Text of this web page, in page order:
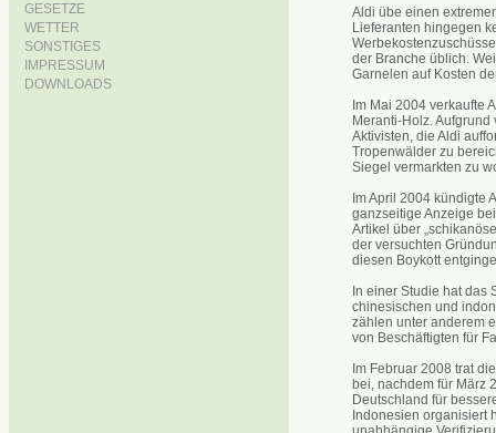
GESETZE
WETTER
SONSTIGES
IMPRESSUM
DOWNLOADS
Aldi übe einen
Lieferanten hingegen
der Branche üblich.
Garnelen auf Kosten
Im Mai 2004 verkaufte
Meranti-Holz.
Aktivisten, die Aldi
Tropenwälder zu
Siegel vermarkten zu
Im April 2004 kündigte
ganzseitige Anzeige
Artikel über
der versuchten
diesen Boykott
In einer Studie hat das
chinesischen und
zählen unter anderem
von Beschäftigten für
Im Februar 2008 trat
bei, nachdem für März
Deutschland für
Indonesien organisiert